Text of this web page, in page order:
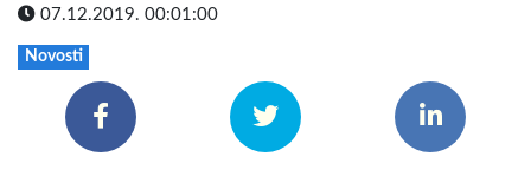
07.12.2019. 00:01:00
Novosti